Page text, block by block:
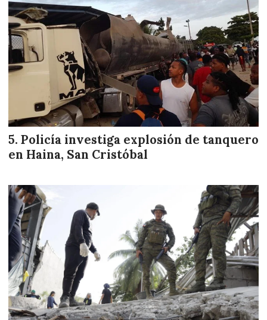
Policía investiga explosión de tanquero
en Haina, San Cristóbal